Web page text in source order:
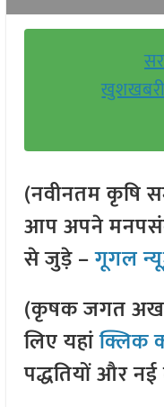
(नवीनतम कृषि
आप अपने
से जुड़े –गूगल
(कृषक जगत
लिए यहांक्लिक
पद्धतियों और